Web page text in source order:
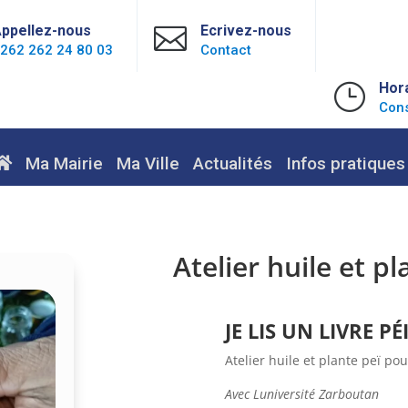
nous
262 24 80 03  Ecrivez-nous
Contact
}
Ma Mairie Ma Ville Actualités Infos pratiques
Atelier huile et
JE LIS UN LIVRE
Atelier huile et plante peï
Avec Luniversité Zarboutan